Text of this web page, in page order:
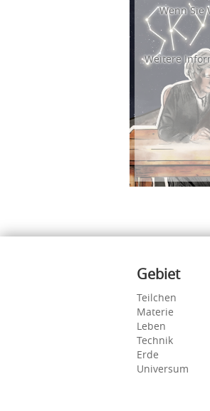
Wenn Sie
Weitere
Inhalte
Gebiet
Teilchen
Materie
Leben
Technik
Erde
Universum